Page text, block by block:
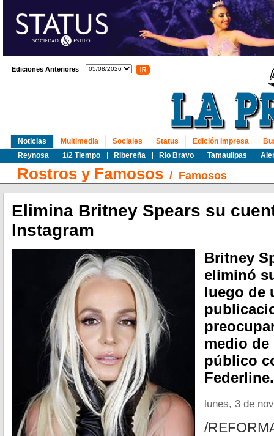
Ediciones Anteriores
Noticias
Reynosa
1/2 Tiempo Ribereña Rio Bravo Tamaulipas
Multimedia Sociales Status Edición Impresa
Rostros y Famosos / Famosos
Elimina Britney Spears su
Instagram
Britney
eliminó
luego de
medio
público
Federline.
lunes, 3 de
/